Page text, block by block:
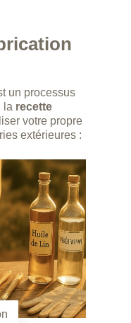
un processus
la recette
votre propre
extérieures :